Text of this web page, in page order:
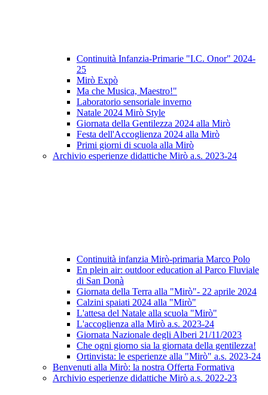
Continuità Infanzia-Primarie "I.C. Onor" 2024-
25
Mirò Expò
Ma che Musica, Maestro!"
Laboratorio sensoriale inverno
Natale 2024 Mirò Style
Giornata della Gentilezza 2024 alla Mirò
Festa dell'Accoglienza 2024 alla Mirò
Primi giorni di scuola alla Mirò
Archivio esperienze didattiche Mirò a.s. 2023-24
Continuità infanzia Mirò-primaria Marco Polo
En plein air: outdoor education al Parco Fluviale
di San Donà
Giornata della Terra alla "Mirò"- 22 aprile 2024
Calzini spaiati 2024 alla "Mirò"
L'attesa del Natale alla scuola "Mirò"
L'accoglienza alla Mirò a.s. 2023-24
Giornata Nazionale degli Alberi 21/11/2023
Che ogni giorno sia la giornata della gentilezza!
Ortinvista: le esperienze alla "Mirò" a.s. 2023-24
Benvenuti alla Mirò: la nostra Offerta Formativa
Archivio esperienze didattiche Mirò a.s. 2022-23